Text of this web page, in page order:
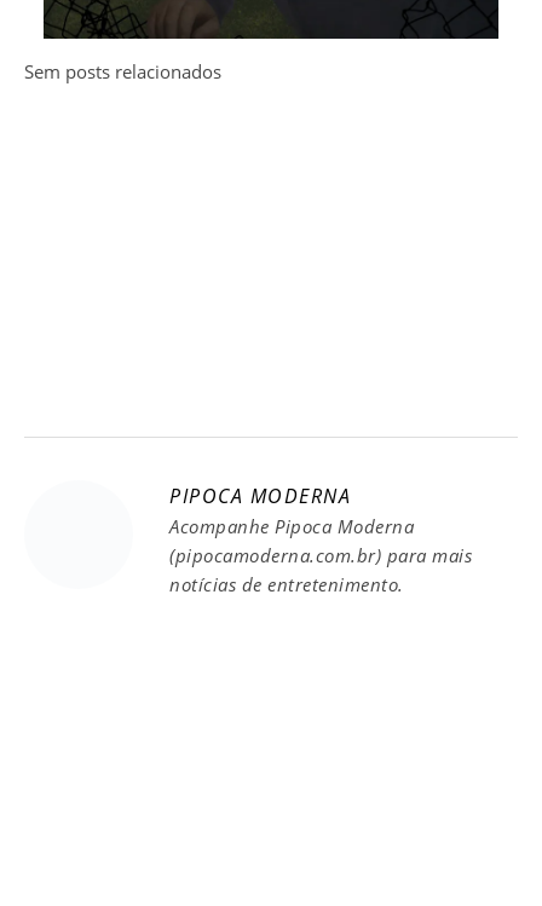
Sem posts relacionados
PIPOCA MODERNA
Acompanhe Pipoca Moderna
(pipocamoderna.com.br) para mais
notícias de entretenimento.